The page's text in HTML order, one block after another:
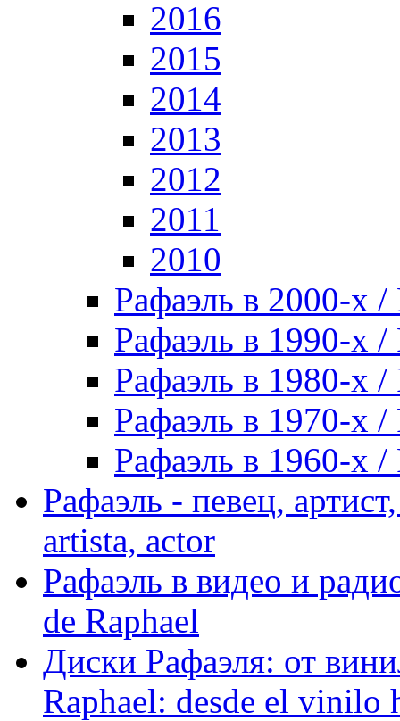
2016
2015
2014
2013
2012
2011
2010
Рафаэль в 2000-х /
Рафаэль в 1990-х /
Рафаэль в 1980-х /
Рафаэль в 1970-х /
Рафаэль в 1960-х /
Рафаэль - певец,
artista, actor
Рафаэль в видео и
de Raphael
Диски Рафаэля: от
Raphael: desde el vinilo